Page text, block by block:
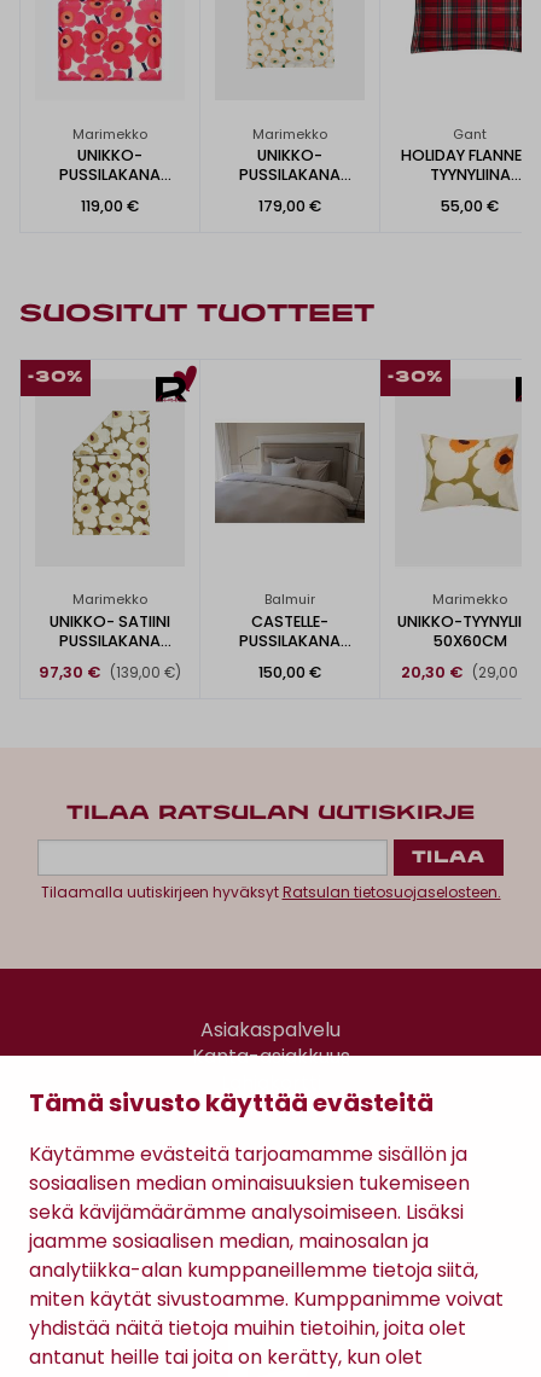
Tämä sivusto käyttää evästeitä
Käytämme evästeitä tarjoamamme sisällön ja
sosiaalisen median ominaisuuksien tukemiseen
sekä kävijämäärämme analysoimiseen. Lisäksi
jaamme sosiaalisen median, mainosalan ja
analytiikka-alan kumppaneillemme tietoja siitä,
miten käytät sivustoamme. Kumppanimme voivat
yhdistää näitä tietoja muihin tietoihin, joita olet
antanut heille tai joita on kerätty, kun olet
Marimekko
UNIKKO-
PUSSILAKANA
119,00 €
Marimekko
UNIKKO-
PUSSILAKANA
179,00 €
Gant
HOLIDAY FLANNEL -
TYYNYLIINA
55,00 €
SUOSITUT TUOTTEET
-30%
Marimekko
UNIKKO- SATIINI
PUSSILAKANA
150X210CM
97,30 € (139,00 €)
Balmuir
CASTELLE-
PUSSILAKANA
150,00 €
-30%
Marimekko
UNIKKO-
50X60CM
20,30 € (29,00 €)
TILAA RATSULAN UUTISKIRJE
Tilaamalla uutiskirjeen hyväksytRatsulan tietosuojaselosteen.
Asiakaspalvelu
Kanta-asiakkuus
Gomee Ratsula Café
Sopimusehdot
Tietosuojaseloste
Maksutavat